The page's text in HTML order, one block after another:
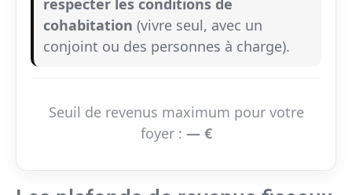
respecter les conditions de
cohabitation (vivre seul, avec un
conjoint ou des personnes à charge).
Seuil de revenus maximum pour votre
foyer : —€